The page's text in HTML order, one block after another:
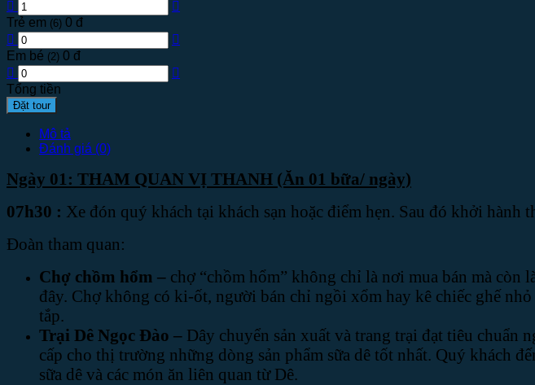
Trẻ em (6) 0 đ
Em bé (2) 0 đ
Tổng tiền
Đặt tour
Mô tả
Đánh giá (0)
Ngày 01: THAM QUAN VỊ THANH (Ăn 01 bữa/ ngày)
07h30 : Xe đón quý khách tại khách sạn hoặc điểm hẹn. Sau đó khởi hành
Đoàn tham quan:
Chợ chồm hổm – chợ “chồm hổm” không chỉ là nơi mua bán mà
đây. Chợ không có ki-ốt, người bán chỉ ngồi xổm hay kê chiếc ghế
tắp.
Trại Dê Ngọc Đào – Dây chuyển sản xuất và trang trại đạt tiêu chuẩn
cấp cho thị trường những dòng sản phẩm sữa dê tốt nhất. Quý khách
sữa dê và các món ăn liên quan từ Dê.